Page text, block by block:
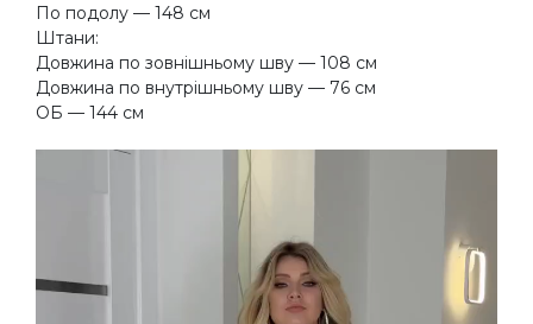
По подолу — 148 см
Штани:
Довжина по зовнішньому шву — 108 см
Довжина по внутрішньому шву — 76 см
ОБ — 144 см
Відеопрогравач